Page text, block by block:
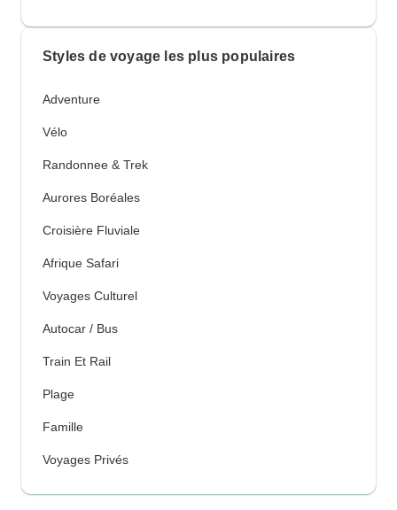
Styles de voyage les plus populaires
Adventure
Vélo
Randonnee & Trek
Aurores Boréales
Croisière Fluviale
Afrique Safari
Voyages Culturel
Autocar / Bus
Train Et Rail
Plage
Famille
Voyages Privés